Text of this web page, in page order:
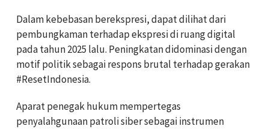
Dalam kebebasan berekspresi, dapat dilihat dari
pembungkaman terhadap ekspresi di ruang digital
pada tahun 2025 lalu. Peningkatan didominasi dengan
motif politik sebagai respons brutal terhadap gerakan
#ResetIndonesia.
Aparat penegak hukum mempertegas
penyalahgunaan patroli siber sebagai instrumen